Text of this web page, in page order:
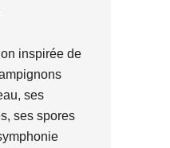
inspirée de
ses
ses spores